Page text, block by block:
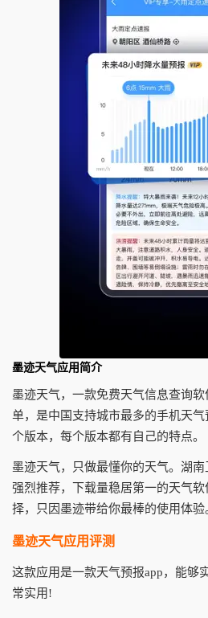
墨迹天气应用简介
墨迹天气，一款免费天气信息查询
单，是中国支持城市最多的手机天
个版本，每个版本都有自己的特点。
墨迹天气，只做最懂你的天气。湖
强烈推荐，下载量稳居第一的天气
择，只因墨迹带给你最棒的使用体验
墨迹天气应用评测
这款应用是一款天气预报app，能够
常实用!